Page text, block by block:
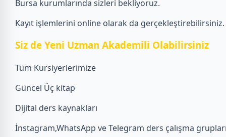
Bursa kurumlarında sizleri bekliyoruz.
Kayıt işlemlerini online olarak da gerçekleştirebilirsiniz.
Siz de Yeni Uzman Akademili Olabilirsiniz
Tüm Kursiyerlerimize
Güncel Üç kitap
Dijital ders kaynakları
İnstagram,WhatsApp ve Telegram ders çalışma